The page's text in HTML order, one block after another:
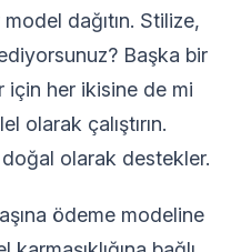
dağıtın. Stilize,
Başka bir
için her ikisine de mi
olarak çalıştırın.
olarak destekler.
ödeme modeline